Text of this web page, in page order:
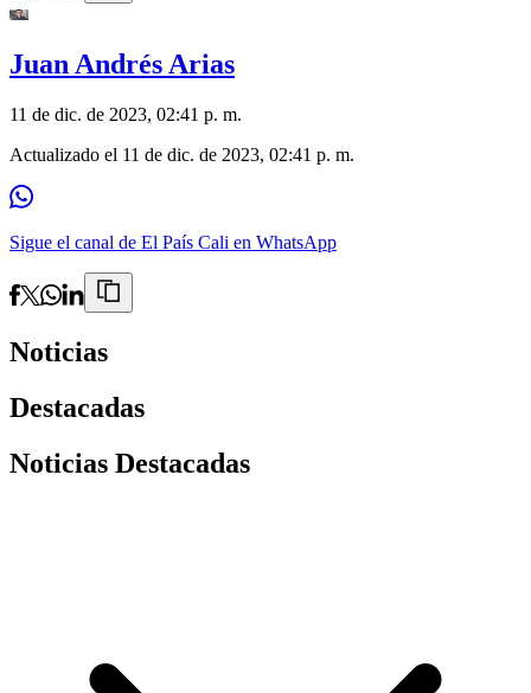
Juan Andrés Arias
11 de dic. de 2023, 02:41 p. m.
Actualizado el 11 de dic. de 2023, 02:41 p. m.
Sigue el canal de El País Cali en WhatsApp
Noticias
Destacadas
Noticias Destacadas